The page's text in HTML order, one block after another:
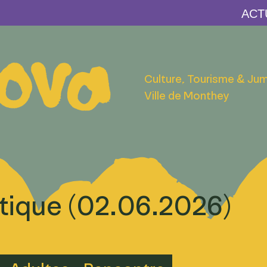
Culture, Tourisme &
Ville de Monthey
(02.06.2026)